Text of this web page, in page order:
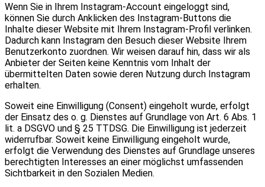
Wenn Sie in Ihrem Instagram-Account eingeloggt sind,
können Sie durch Anklicken des Instagram-Buttons die
Inhalte dieser Website mit Ihrem Instagram-Profil verlinken.
Dadurch kann Instagram den Besuch dieser Website Ihrem
Benutzerkonto zuordnen. Wir weisen darauf hin, dass wir als
Anbieter der Seiten keine Kenntnis vom Inhalt der
übermittelten Daten sowie deren Nutzung durch Instagram
erhalten.
Soweit eine Einwilligung (Consent) eingeholt wurde, erfolgt
der Einsatz des o. g. Dienstes auf Grundlage von Art. 6 Abs. 1
lit. a DSGVO und § 25 TTDSG. Die Einwilligung ist jederzeit
widerrufbar. Soweit keine Einwilligung eingeholt wurde,
erfolgt die Verwendung des Dienstes auf Grundlage unseres
berechtigten Interesses an einer möglichst umfassenden
Sichtbarkeit in den Sozialen Medien.